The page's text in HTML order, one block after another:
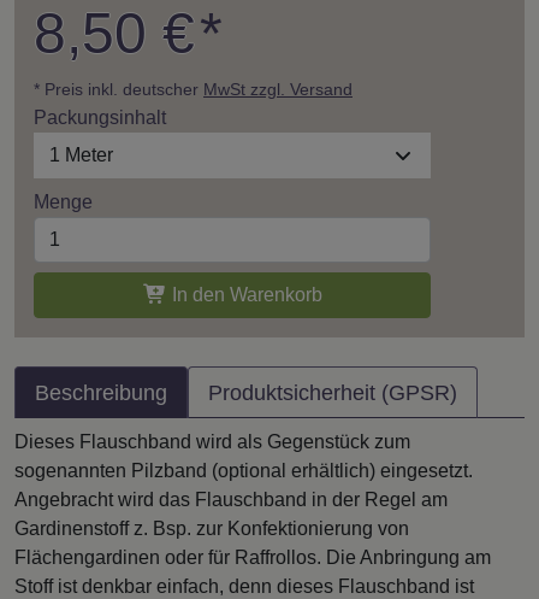
8,50 €*
* Preis inkl. deutscher MwSt zzgl. Versand
Packungsinhalt
1 Meter
Menge
In den Warenkorb
Beschreibung Produktsicherheit (GPSR)
Dieses Flauschband wird als Gegenstück zum
sogenannten Pilzband (optional erhältlich) eingesetzt.
Angebracht wird das Flauschband in der Regel am
Gardinenstoff z. Bsp. zur Konfektionierung von
Flächengardinen oder für Raffrollos. Die Anbringung am
Stoff ist denkbar einfach, denn dieses Flauschband ist